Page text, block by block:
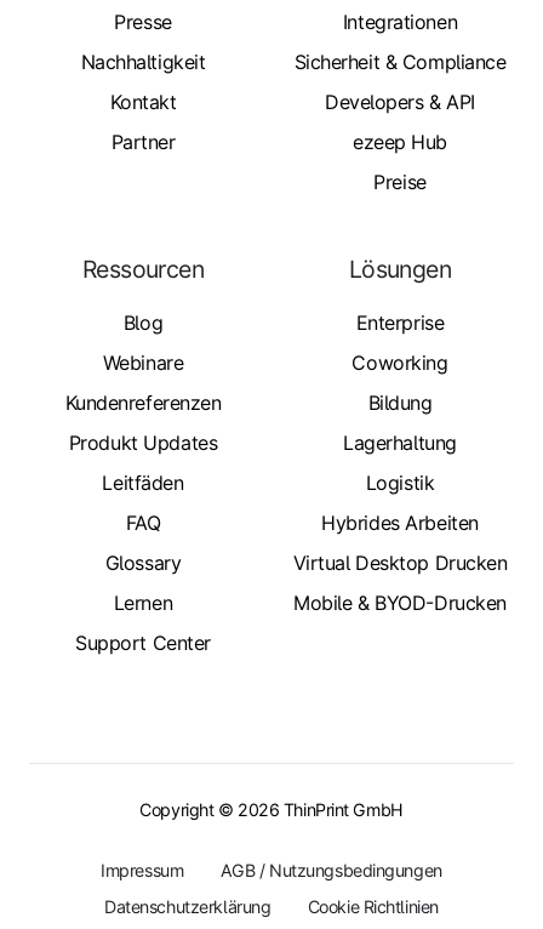
Presse
Nachhaltigkeit
Kontakt
Partner
Integrationen
Sicherheit & Compliance
Developers & API
ezeep Hub
Preise
Ressourcen
Blog
Webinare
Kundenreferenzen
Produkt Updates
Leitfäden
FAQ
Glossary
Lernen
Support Center
Lösungen
Enterprise
Coworking
Bildung
Lagerhaltung
Logistik
Hybrides Arbeiten
Virtual Desktop Drucken
Mobile & BYOD-Drucken
Copyright © 2026 ThinPrint GmbH
Impressum
AGB / Nutzungsbedingungen
Datenschutzerklärung
Cookie Richtlinien